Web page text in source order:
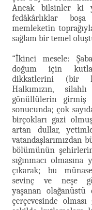
Ancak bilsinler ki
fedâkârlıklar
memleketin
sağlam bir temel
“İkinci mesele:
doğum için
dikkatlerini (bir
Halkımızın,
gönüllülerin
sonucunda; çok
birçokları gazi
artan dullar,
vatandaşlarımızdan
bölümünün
sığınmacı
çıkarak; bu
sevinç ve neşe
yaşanan
çerçevesinde